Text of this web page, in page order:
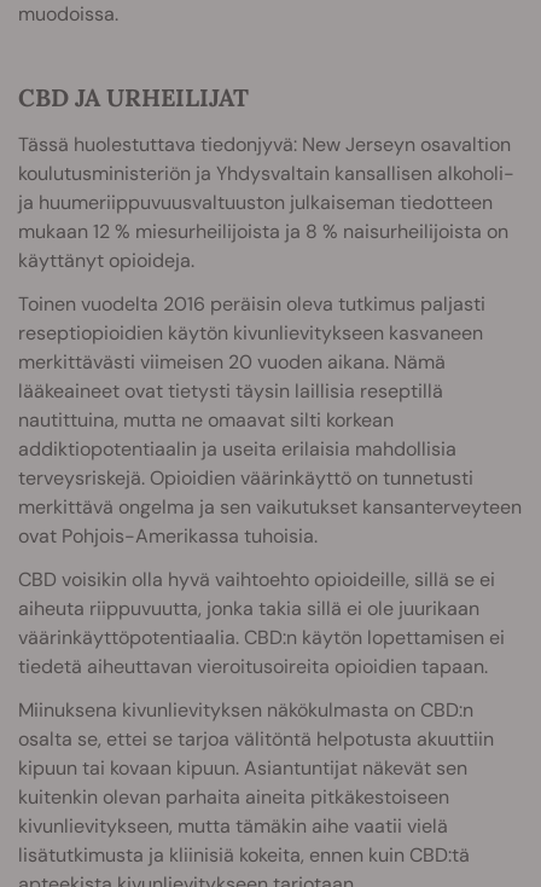
muodoissa.
CBD JA URHEILIJAT
Tässä huolestuttava tiedonjyvä: New Jerseyn osavaltion
koulutusministeriön ja Yhdysvaltain kansallisen alkoholi-
ja huumeriippuvuusvaltuuston julkaiseman tiedotteen
mukaan 12 % miesurheilijoista ja 8 % naisurheilijoista on
käyttänyt opioideja.
Toinen vuodelta 2016 peräisin oleva tutkimus paljasti
reseptiopioidien käytön kivunlievitykseen kasvaneen
merkittävästi viimeisen 20 vuoden aikana. Nämä
lääkeaineet ovat tietysti täysin laillisia reseptillä
nautittuina, mutta ne omaavat silti korkean
addiktiopotentiaalin ja useita erilaisia mahdollisia
terveysriskejä. Opioidien väärinkäyttö on tunnetusti
merkittävä ongelma ja sen vaikutukset kansanterveyteen
ovat Pohjois-Amerikassa tuhoisia.
CBD voisikin olla hyvä vaihtoehto opioideille, sillä se ei
aiheuta riippuvuutta, jonka takia sillä ei ole juurikaan
väärinkäyttöpotentiaalia. CBD:n käytön lopettamisen ei
tiedetä aiheuttavan vieroitusoireita opioidien tapaan.
Miinuksena kivunlievityksen näkökulmasta on CBD:n
osalta se, ettei se tarjoa välitöntä helpotusta akuuttiin
kipuun tai kovaan kipuun. Asiantuntijat näkevät sen
kuitenkin olevan parhaita aineita pitkäkestoiseen
kivunlievitykseen, mutta tämäkin aihe vaatii vielä
lisätutkimusta ja kliinisiä kokeita, ennen kuin CBD:tä